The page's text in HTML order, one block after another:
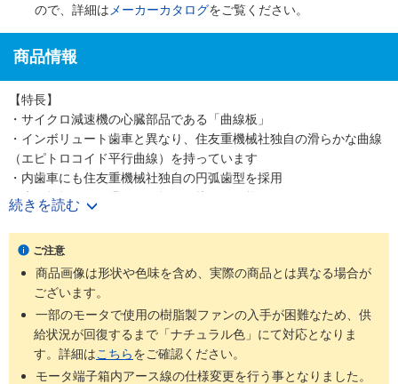
ので、詳細は メーカーカタログをご覧ください。
商品情報
【特長】
・サイクロ減速機の心臓部品である「曲線板」
・インボリュート歯車と異なり、住友重機械社独自の滑らかな曲線
（エピトロコイド平行曲線）を持っています
・内歯車にも住友重機械社独自の円弧歯型を採用
・歯の折損がない滑らかな転がり接触を可能にしました
・少ない減速段数で高い減速比を得ること、つまり高効率と高減速
比の両立を可能にしました
・噛み合い率がインボリュートギヤの2～3倍高く、衝撃荷重が発生
しても多くの歯で分散して吸収する為、タフで長寿命な減速機です
・減速機部の材質は耐摩耗・耐疲労性に富む高炭素高クロム軸受鋼
を使用しています
続きを読む
ご注意
商品画像は形状や色味を含め、実際の商品とは異なる場合が
ございます。
一部のモータで使用の樹脂製ファンの入手が困難なため、供
給状況が回復するまで「ナチュラル色」にて対応となりま
す。詳細はこちらをご確認ください。
モータ端子箱内アース線の仕様変更を行う事となりました。